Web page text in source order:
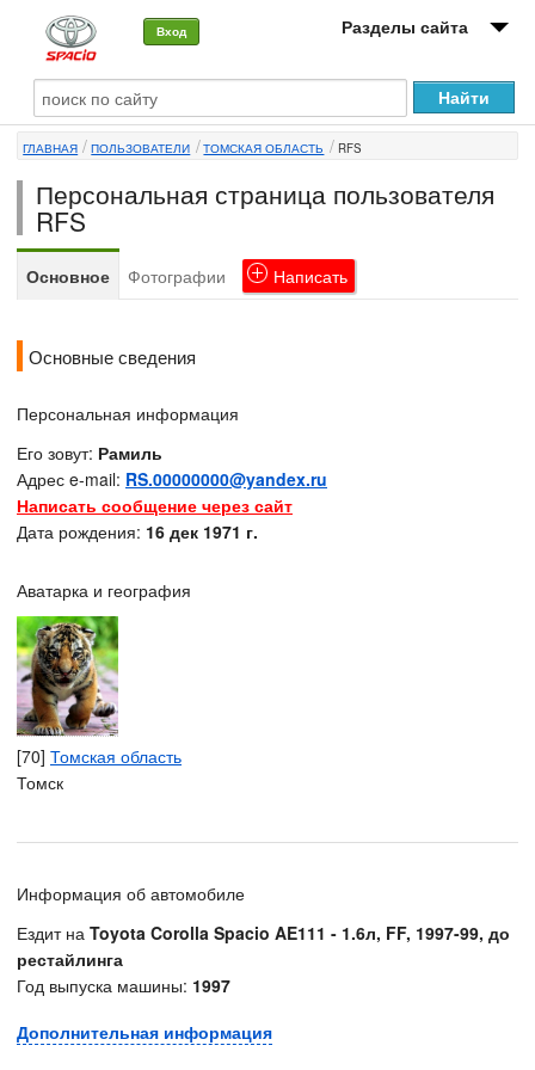
Вход Разделы сайта
О машине
Автоклуб
Форумы
Сервисы и услуги
ГЛАВНАЯ ПОЛЬЗОВАТЕЛИ ТОМСКАЯ ОБЛАСТЬ RFS
Персональная страница пользователя
RFS
Основное Фотографии Написать
Основные сведения
Персональная информация
Его зовут: Рамиль
Адрес e-mail: RS.00000000@yandex.ru
Написать сообщение через сайт
Дата рождения: 16 дек 1971 г.
Аватарка и география
[70] Томская область
Томск
Информация об автомобиле
Ездит на Toyota Corolla Spacio AE111 - 1.6л, FF, 1997-99, до
рестайлинга
Год выпуска машины: 1997
Дополнительная информация